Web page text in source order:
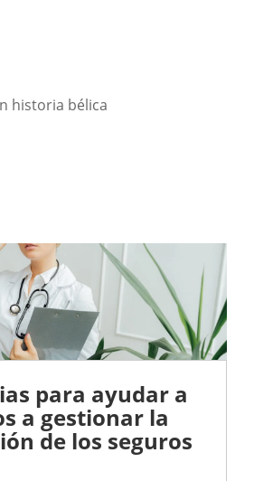
historia bélica
para ayudar a
a gestionar la
de los seguros